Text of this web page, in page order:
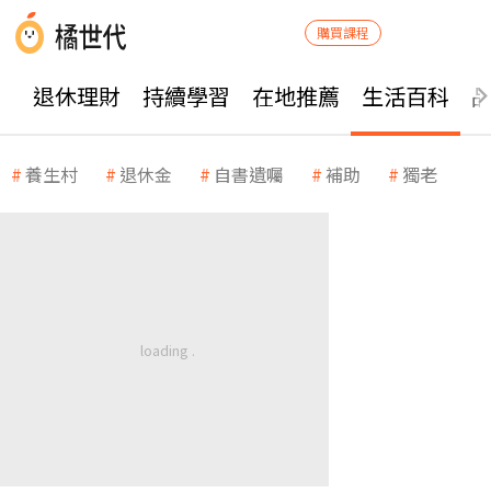
購買課程
退休理財 持續學習 在地推薦 生活百科
養生村 退休金 自書遺囑 補助 獨老